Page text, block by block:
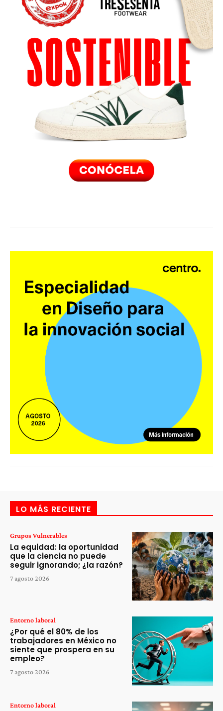
LO MÁS RECIENTE
Grupos Vulnerables
La equidad: la oportunidad
que la ciencia no puede
seguir ignorando; ¿la razón?
7 agosto 2026
Entorno laboral
¿Por qué el 80% de los
trabajadores en México no
siente que prospera en su
empleo?
7 agosto 2026
Entorno laboral